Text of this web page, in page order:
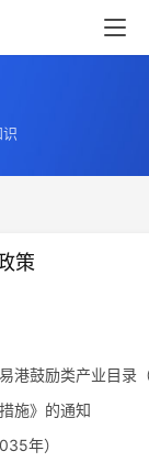
策
港鼓励类产业目录
施》的通知
年）